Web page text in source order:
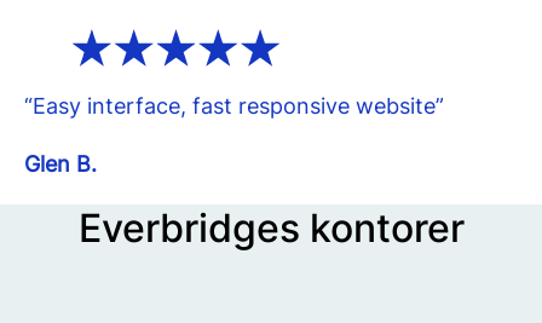
“Easy interface, fast responsive website”
Glen B.
Everbridges kontorer